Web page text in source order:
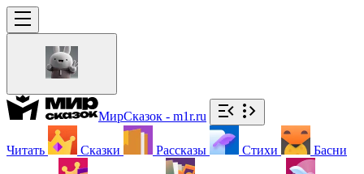
МирСказок - m1r.ru
Читать Сказки Рассказы Стихи Басни